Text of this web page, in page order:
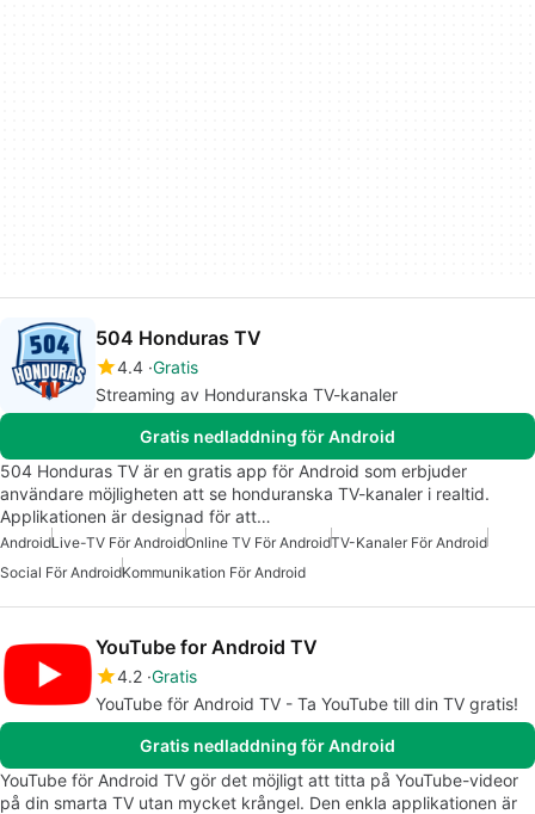
504 Honduras TV
4.4 Gratis
Streaming av Honduranska TV-kanaler
Gratis nedladdning för Android
504 Honduras TV är en gratis app för Android som erbjuder
användare möjligheten att se honduranska TV-kanaler i realtid.
Applikationen är designad för att…
AndroidLive-TV För AndroidOnline TV För AndroidTV-Kanaler För Android
Social För AndroidKommunikation För Android
YouTube for Android TV
4.2 Gratis
YouTube för Android TV - Ta YouTube till din TV gratis!
Gratis nedladdning för Android
YouTube för Android TV gör det möjligt att titta på YouTube-videor
på din smarta TV utan mycket krångel. Den enkla applikationen är